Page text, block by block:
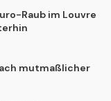
Raub im Louvre
mutmaßlicher